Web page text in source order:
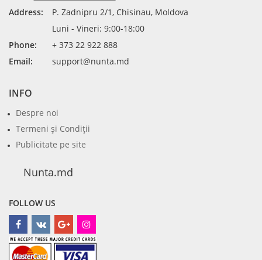
Address:
P. Zadnipru 2/1, Chisinau, Moldova
Luni - Vineri: 9:00-18:00
Phone:
+ 373 22 922 888
Email:
support@nunta.md
INFO
Despre noi
Termeni şi Condiţii
Publicitate pe site
Nunta.md
FOLLOW US